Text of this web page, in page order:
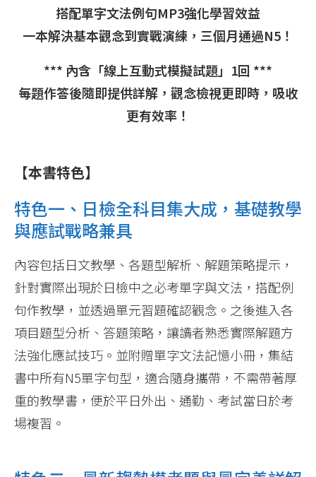
搭配單字文法例句MP3強化學習效益
一本解決基本觀念到實戰演練，三個月通過N5！
*** 內含「線上互動式模擬試題」1回 ***
每題作答後隨即提供詳解，觀念檢視更即時，吸收
更有效率！
【本書特色】
特色一、日檢全科目集大成，基礎教學
與應試戰略兼具
內容包括日文教學、各題型解析、解題策略提示，
針對實際出現於日檢中之必考單字與文法，搭配例
句作教學，並透過單元習題確認觀念。之後進入各
項目題型分析、答題策略，讓讀者熟悉實際解題方
法強化應試技巧。並附贈單字文法記憶小冊，集結
書中所有N5單字句型，適合隨身攜帶，不需帶著厚
重的教學書，便於平日外出、通勤、考試當日於考
場複習。